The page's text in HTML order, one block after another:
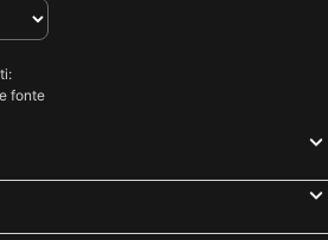
fonte